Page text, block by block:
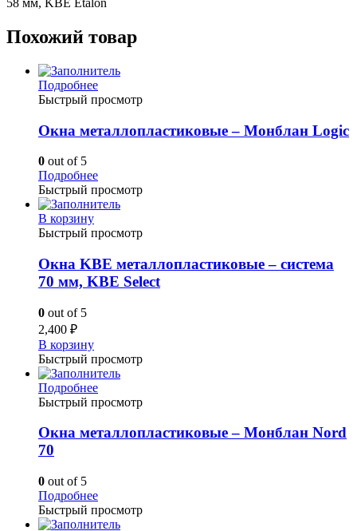
Похожий товар
Подробнее
Быстрый просмотр
Окна металлопластиковые – Монблан Logic
0 out of 5
Подробнее
Быстрый просмотр
В корзину
Быстрый просмотр
Окна KBE металлопластиковые – система
70 мм, KBE Select
0 out of 5
2,400 ₽
В корзину
Быстрый просмотр
Подробнее
Быстрый просмотр
Окна металлопластиковые – Монблан Nord
70
0 out of 5
Подробнее
Быстрый просмотр